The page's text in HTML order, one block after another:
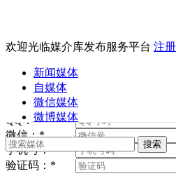
欢迎光临媒介库发布服务平台 注
新闻媒体
自媒体
微信媒体
微博媒体
>> 请认真、仔细地填写以下信息
用户名：*
登录密码：*
确认密码：*
QQ：*
微信：*
手机号：*
验证码： *